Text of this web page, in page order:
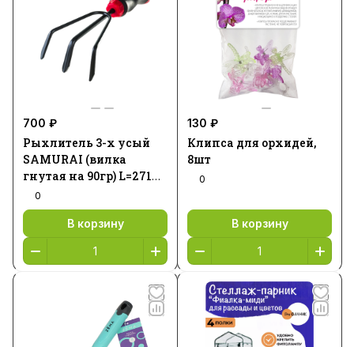
700 ₽
Рыхлитель 3-х усый
SAMURAI (вилка
гнутая на 90гр) L=271
SGT-3
0
В корзину
130 ₽
Клипса для орхидей,
8шт
0
В корзину